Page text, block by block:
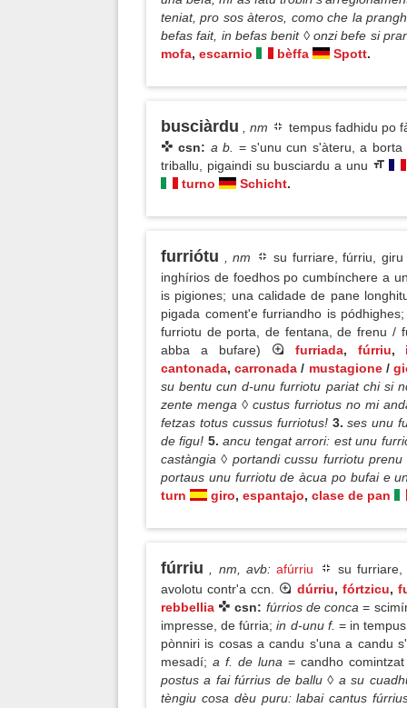
teniat, pro sos àteros, como che la
befas fait, in befas benit ◊ onzi befe si
mofa, escarnio bèffa Spott.
busciàrdu , nm
tempus fadhidu po
csn: a b. = s'unu cun s'àteru, a borta
triballu, pigaindi su busciardu a unu
turno
Schicht.
furriótu , nm
su furriare, fúrriu,
inghírios de foedhos po cumbínchere a
is pigiones; una calidade de pane
pigada coment'e furriandho is
furriotu de porta, de fentana, de frenu /
abba a bufare)
furriada, fúrriu,
cantonada,carronada / mustagione /
su bentu cun d-unu furriotu pariat chi si
zente menga ◊ custus furriotus no mi
fetzas totus cussus furriotus! 3.ses unu
de figu! 5.ancu tengat arrori: est unu
castàngia ◊ portandi cussu furriotu
portaus unu furriotu de àcua po bufai e
turn
giro, espantajo, clase de pan
fúrriu , nm, avb: afúrriu
su
avolotu contr'a ccn.
dúrriu, fórtzicu,
rebbellia
csn: fúrrios de conca=
impresse, de fúrria; in d-unu f. = in
pònniri is cosas a candu s'una a candu
mesadí; a f. de luna = candho
postus a fai fúrrius de ballu ◊ a su
tèngiu cosa dèu puru: labai cantus